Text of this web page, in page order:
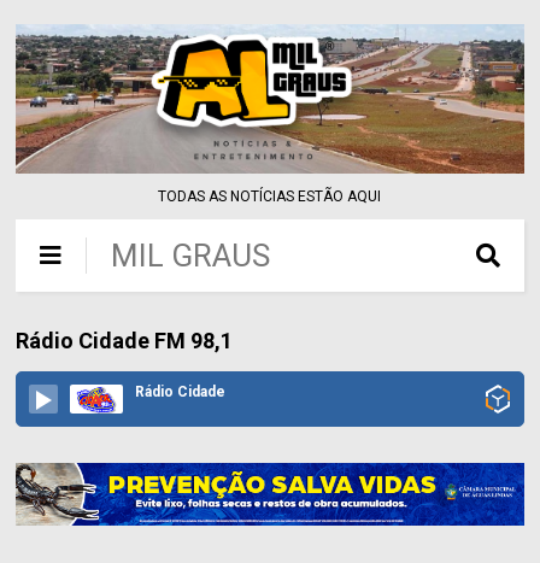
TODAS AS NOTÍCIAS ESTÃO AQUI
MIL GRAUS
Rádio Cidade FM 98,1
Rádio Cidade